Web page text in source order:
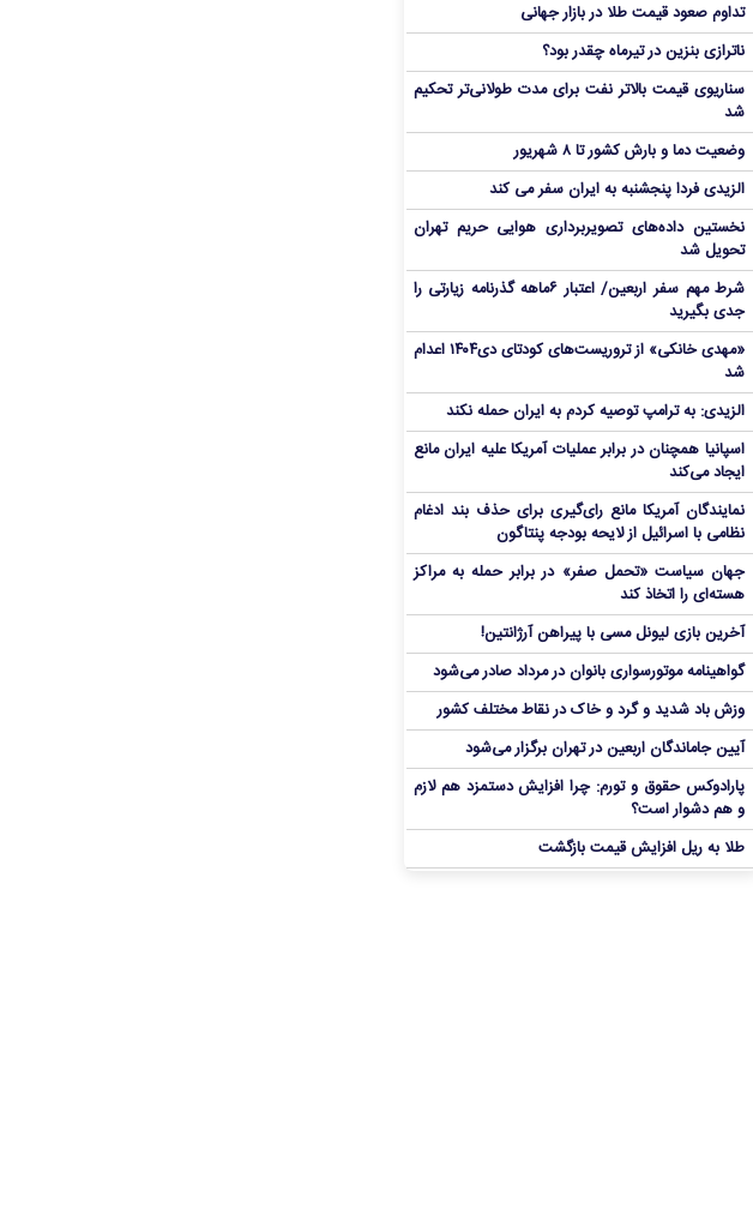
تداوم صعود قیمت طلا در بازار جهانی
ناترازی بنزین در تیرماه چقدر بود؟
سناریوی قیمت بالاتر نفت برای مدت طولانی‌تر تحکیم
شد
وضعیت دما و بارش کشور تا ۸ شهریور
الزیدی فردا پنجشنبه به ایران سفر می کند
نخستین داده‌های تصویربرداری هوایی حریم تهران
تحویل شد
شرط مهم سفر اربعین/ اعتبار ۶ماهه گذرنامه زیارتی را
جدی بگیرید
«مهدی خانکی» از تروریست‌های کودتای دی۱۴۰۴ اعدام
شد
الزیدی: به ترامپ توصیه کردم به ایران حمله نکند
اسپانیا همچنان در برابر عملیات آمریکا علیه ایران مانع
ایجاد می‌کند
نمایندگان آمریکا مانع رای‌گیری برای حذف بند ادغام
نظامی با اسرائیل از لایحه بودجه پنتاگون
جهان سیاست «تحمل صفر» در برابر حمله به مراکز
هسته‌ای را اتخاذ کند
آخرین بازی لیونل مسی با پیراهن آرژانتین!
گواهینامه موتورسواری بانوان در مرداد صادر می‌شود
وزش باد شدید و گرد و خاک در نقاط مختلف کشور
آیین جاماندگان اربعین در تهران برگزار می‌شود
پارادوکس حقوق و تورم: چرا افزایش دستمزد هم لازم
و هم دشوار است؟
طلا به ریل افزایش قیمت بازگشت